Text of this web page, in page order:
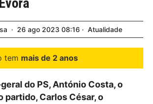
26 ago 2023 08:16 Atualidade
tem mais de 2 anos
do PS, António Costa, o
partido, Carlos César, o